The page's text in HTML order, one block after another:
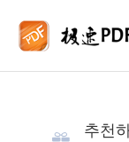
추천